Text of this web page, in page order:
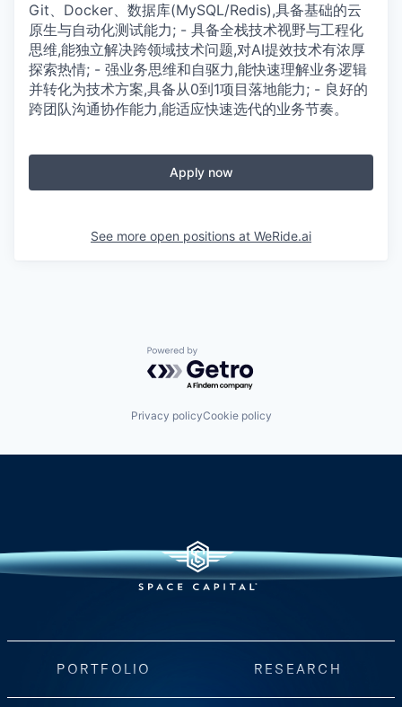
Git、Docker、数据库(MySQL/Redis),具备基础的云
原生与自动化测试能力; - 具备全栈技术视野与工程化
思维,能独立解决跨领域技术问题,对AI提效技术有浓厚
探索热情; - 强业务思维和自驱力,能快速理解业务逻辑
并转化为技术方案,具备从0到1项目落地能力; - 良好的
跨团队沟通协作能力,能适应快速选代的业务节奏。
Apply now
See more open positions at WeRide.ai
Powered by Getro.com
Privacy policyCookie policy
PORTFOLIO RESEARCH